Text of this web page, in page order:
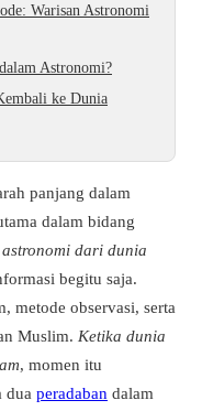
Warisan Astronomi
Astronomi?
ke Dunia
panjang dalam
dalam bidang
dari dunia
begitu saja.
metode observasi, serta
Muslim. Ketika dunia
, momen itu
dua peradaban dalam